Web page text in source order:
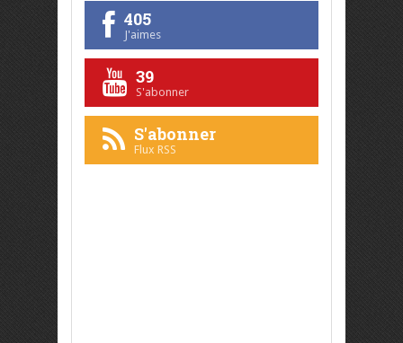
405
J'aimes
39
S'abonner
S'abonner
Flux RSS